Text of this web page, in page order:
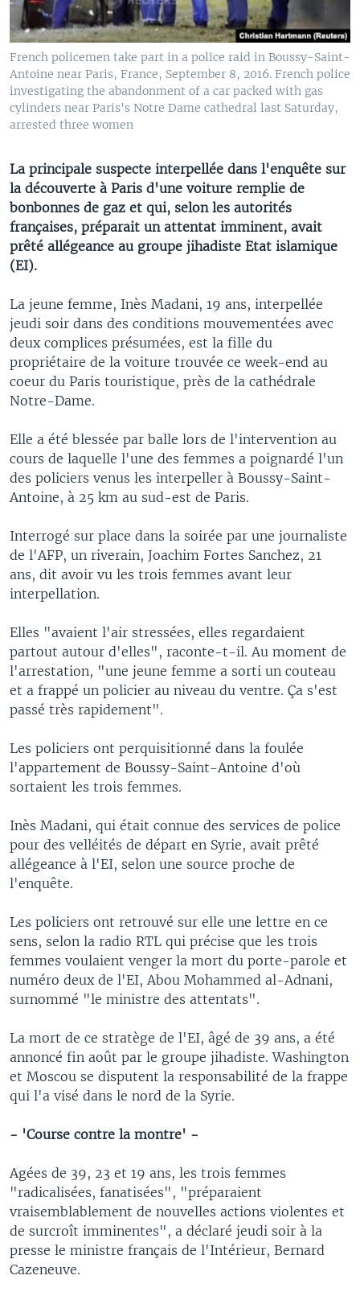
French policemen take part in a police raid in Boussy-Saint-
Antoine near Paris, France, September 8, 2016. French police
investigating the abandonment of a car packed with gas
cylinders near Paris's Notre Dame cathedral last Saturday,
arrested three women
La principale suspecte interpellée dans l'enquête sur
la découverte à Paris d'une voiture remplie de
bonbonnes de gaz et qui, selon les autorités
françaises, préparait un attentat imminent, avait
prêté allégeance au groupe jihadiste Etat islamique
(EI).
La jeune femme, Inès Madani, 19 ans, interpellée
jeudi soir dans des conditions mouvementées avec
deux complices présumées, est la fille du
propriétaire de la voiture trouvée ce week-end au
coeur du Paris touristique, près de la cathédrale
Notre-Dame.
Elle a été blessée par balle lors de l'intervention au
cours de laquelle l'une des femmes a poignardé l'un
des policiers venus les interpeller à Boussy-Saint-
Antoine, à 25 km au sud-est de Paris.
Interrogé sur place dans la soirée par une journaliste
de l'AFP, un riverain, Joachim Fortes Sanchez, 21
ans, dit avoir vu les trois femmes avant leur
interpellation.
Elles "avaient l'air stressées, elles regardaient
partout autour d'elles", raconte-t-il. Au moment de
l'arrestation, "une jeune femme a sorti un couteau
et a frappé un policier au niveau du ventre. Ça s'est
passé très rapidement".
Les policiers ont perquisitionné dans la foulée
l'appartement de Boussy-Saint-Antoine d'où
sortaient les trois femmes.
Inès Madani, qui était connue des services de police
pour des velléités de départ en Syrie, avait prêté
allégeance à l'EI, selon une source proche de
l'enquête.
Les policiers ont retrouvé sur elle une lettre en ce
sens, selon la radio RTL qui précise que les trois
femmes voulaient venger la mort du porte-parole et
numéro deux de l'EI, Abou Mohammed al-Adnani,
surnommé "le ministre des attentats".
La mort de ce stratège de l'EI, âgé de 39 ans, a été
annoncé fin août par le groupe jihadiste. Washington
et Moscou se disputent la responsabilité de la frappe
qui l'a visé dans le nord de la Syrie.
- 'Course contre la montre' -
Agées de 39, 23 et 19 ans, les trois femmes
"radicalisées, fanatisées", "préparaient
vraisemblablement de nouvelles actions violentes et
de surcroît imminentes", a déclaré jeudi soir à la
presse le ministre français de l'Intérieur, Bernard
Cazeneuve.